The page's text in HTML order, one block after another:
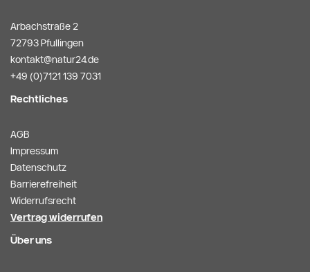
Arbachstraße 2
72793 Pfullingen
kontakt@natur24.de
+49 (0)7121 139 7031
Rechtliches
AGB
Impressum
Datenschutz
Barrierefreiheit
Widerrufsrecht
Vertrag widerrufen
Über uns